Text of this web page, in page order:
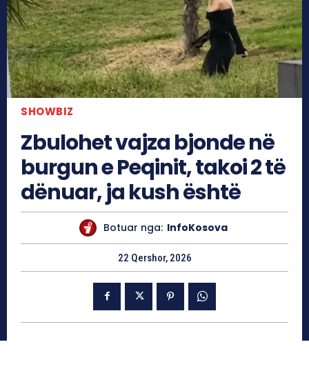
SHOWBIZ
Zbulohet vajza bjonde në
burgun e Peqinit, takoi 2 të
dënuar, ja kush është
Botuar nga: InfoKosova
22 Qershor, 2026